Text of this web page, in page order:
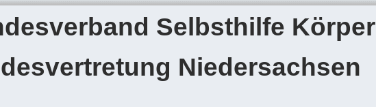
Selbsthilfe
Niedersachsen